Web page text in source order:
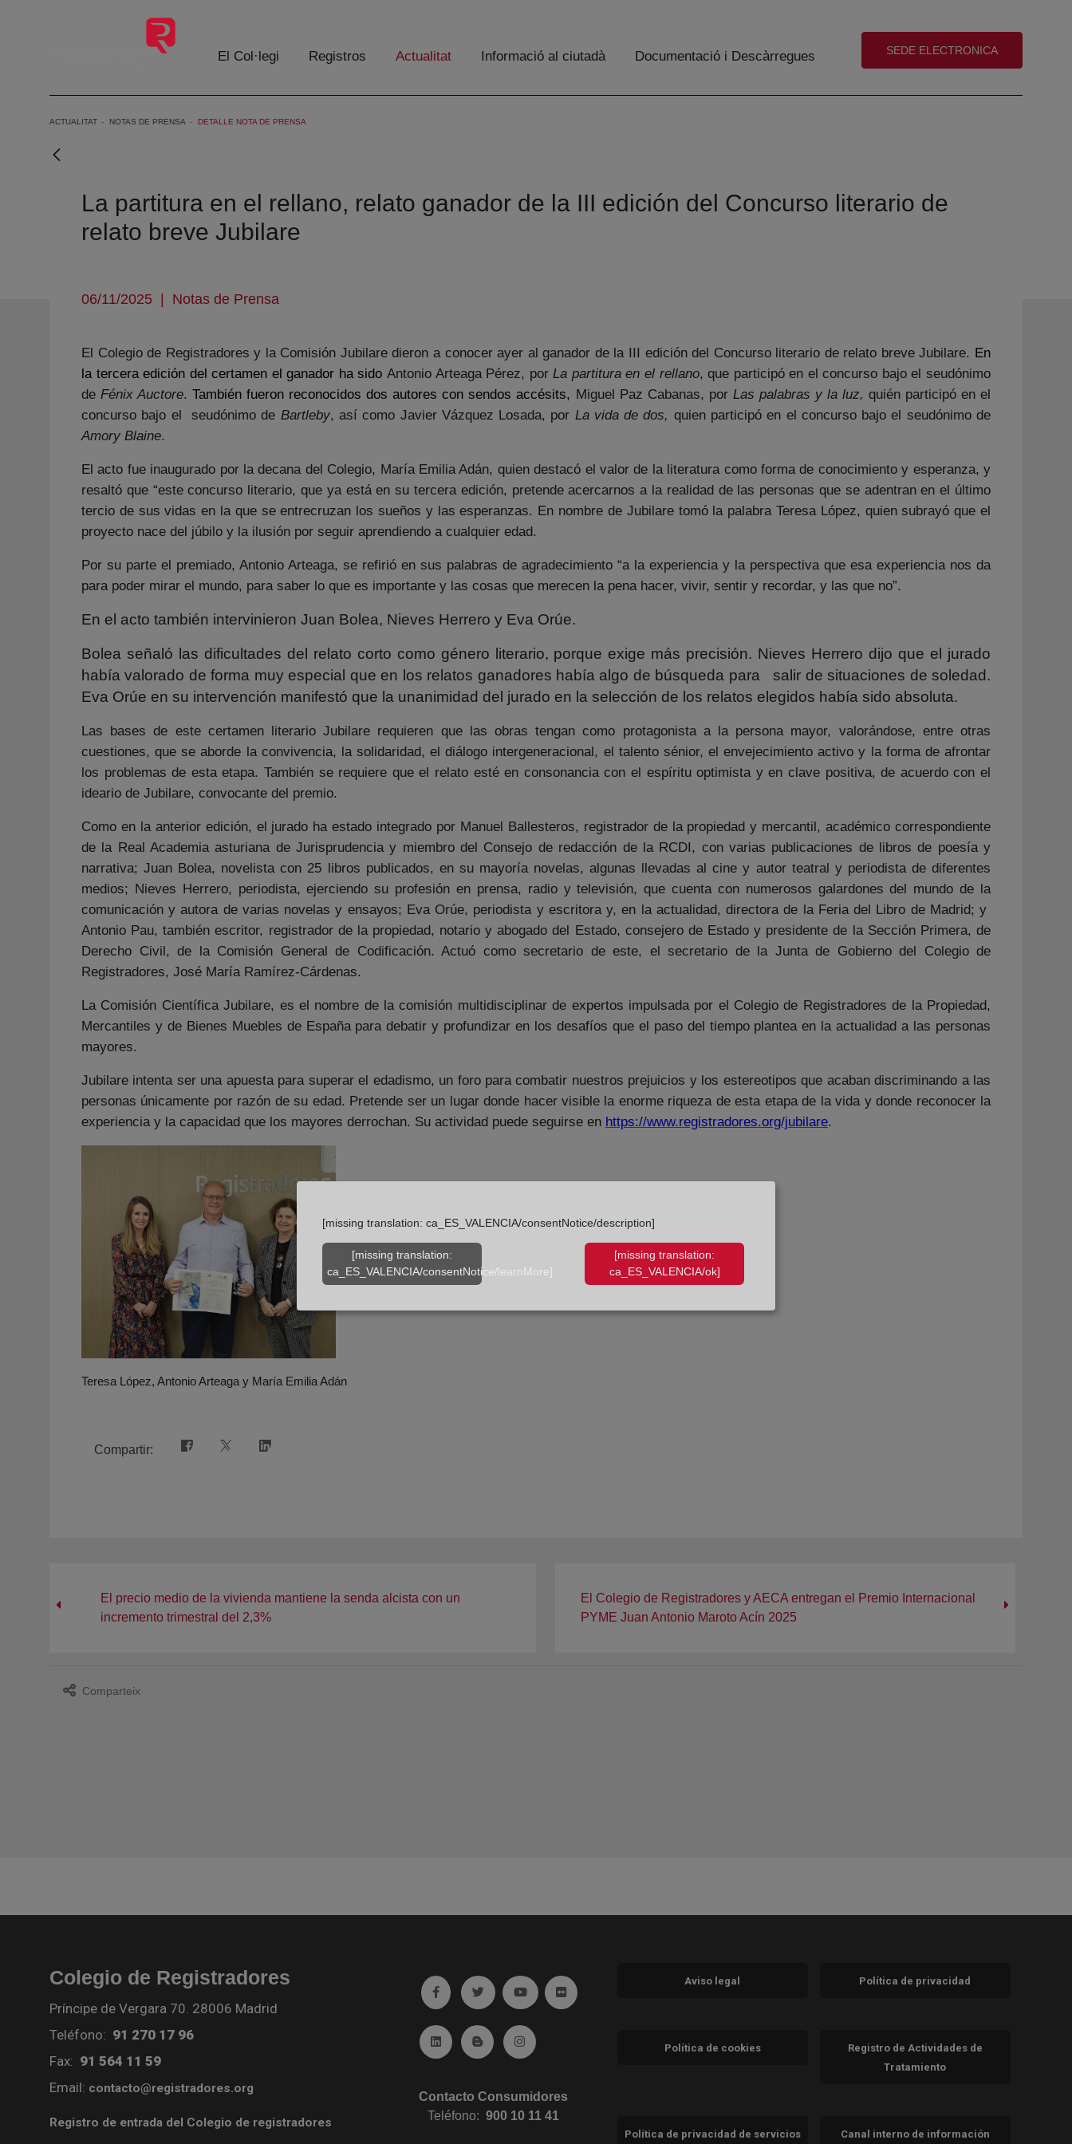
Salta al contingut principal
El Col·legi Registros Actualitat Informació al ciutadà Documentació i Descàrregues (abre en nueva ventana)
SEDE ELECTRONICA
ACTUALITAT NOTAS DE PRENSA DETALLE NOTA DE PRENSA
La partitura en el rellano, relato ganador de la III edición del Concurso literario de
relato breve Jubilare
06/11/2025 | Notas de Prensa
El Colegio de Registradores y la Comisión Jubilare dieron a conocer ayer al ganador de la III edición del Concurso literario de relato breve Jubilare. En
la tercera edición del certamen el ganador ha sidoAntonio Arteaga Pérez, por La partitura en el rellano, que participó en el concurso bajo el seudónimo
de Fénix Auctore.También fueron reconocidos dos autores con sendos accésits, Miguel Paz Cabanas, por Las palabras y la luz, quién participó en el
concurso bajo el seudónimo de Bartleby, así como Javier Vázquez Losada, por La vida de dos, quien participó en el concurso bajo el seudónimo de
Amory Blaine.
El acto fue inaugurado por la decana del Colegio, María Emilia Adán, quien destacó el valor de la literatura como forma de conocimiento y esperanza, y
resaltó que “este concurso literario, que ya está en su tercera edición, pretende acercarnos a la realidad de las personas que se adentran en el último
tercio de sus vidas en la que se entrecruzan los sueños y las esperanzas. En nombre de Jubilare tomó la palabra Teresa López, quien subrayó que el
proyecto nace del júbilo y la ilusión por seguir aprendiendo a cualquier edad.
Por su parte el premiado, Antonio Arteaga, se refirió en sus palabras de agradecimiento “a la experiencia y la perspectiva que esa experiencia nos da
para poder mirar el mundo, para saber lo que es importante y las cosas que merecen la pena hacer, vivir, sentir y recordar, y las que no”.
En el acto también intervinieron Juan Bolea, Nieves Herrero y Eva Orúe.
Bolea señaló las dificultades del relato corto como género literario, porque exige más precisión. Nieves Herrero dijo que el jurado
había valorado de forma muy especial que en los relatos ganadores había algo de búsqueda para salir de situaciones de soledad.
Eva Orúe en su intervención manifestó que la unanimidad del jurado en la selección de los relatos elegidos había sido absoluta.
Las bases de este certamen literario Jubilare requieren que las obras tengan como protagonista a la persona mayor, valorándose, entre otras
cuestiones, que se aborde la convivencia, la solidaridad, el diálogo intergeneracional, el talento sénior, el envejecimiento activo y la forma de afrontar
los problemas de esta etapa. También se requiere que el relato esté en consonancia con el espíritu optimista y en clave positiva, de acuerdo con el
ideario de Jubilare, convocante del premio.
Como en la anterior edición, el jurado ha estado integrado por Manuel Ballesteros, registrador de la propiedad y mercantil, académico correspondiente
de la Real Academia asturiana de Jurisprudencia y miembro del Consejo de redacción de la RCDI, con varias publicaciones de libros de poesía y
narrativa; Juan Bolea, novelista con 25 libros publicados, en su mayoría novelas, algunas llevadas al cine y autor teatral y periodista de diferentes
medios; Nieves Herrero, periodista, ejerciendo su profesión en prensa, radio y televisión, que cuenta con numerosos galardones del mundo de la
comunicación y autora de varias novelas y ensayos; Eva Orúe, periodista y escritora y, en la actualidad, directora de la Feria del Libro de Madrid; y
Antonio Pau, también escritor, registrador de la propiedad, notario y abogado del Estado, consejero de Estado y presidente de la Sección Primera, de
Derecho Civil, de la Comisión General de Codificación. Actuó como secretario de este, el secretario de la Junta de Gobierno del Colegio de
Registradores, José María Ramírez-Cárdenas.
La Comisión Científica Jubilare, es el nombre de la comisión multidisciplinar de expertos impulsada por el Colegio de Registradores de la Propiedad,
Mercantiles y de Bienes Muebles de España para debatir y profundizar en los desafíos que el paso del tiempo plantea en la actualidad a las personas
mayores.
Jubilare intenta ser una apuesta para superar el edadismo, un foro para combatir nuestros prejuicios y los estereotipos que acaban discriminando a las
personas únicamente por razón de su edad. Pretende ser un lugar donde hacer visible la enorme riqueza de esta etapa de la vida y donde reconocer la
experiencia y la capacidad que los mayores derrochan. Su actividad puede seguirse en https://www.registradores.org/jubilare.
Teresa López, Antonio Arteaga y María Emilia Adán
Compartir:
El precio medio de la vivienda mantiene la senda alcista con un
incremento trimestral del 2,3%
El Colegio de Registradores y AECA entregan el Premio Internacional
PYME Juan Antonio Maroto Acín 2025
Comparteix
Colegio de Registradores
Príncipe de Vergara 70. 28006 Madrid
Teléfono: 91 270 17 96
Fax: 91 564 11 59
Email: contacto@registradores.org
Registro de entrada del Colegio de registradores
Ir a facebook (abre en ventana nueva)
Ir a twitter (abre en ventana nueva)
Ir a YouTube (abre en ventana nueva)
Ir a Flickr (abre en ventana nueva)
Ir a Linkedin (abre en ventana nueva)
Ir al Blog (abre en ventana nueva)
Ir a Instagram (abre en ventana nueva)
Contacto Consumidores
Teléfono:900 10 11 41
Aviso legal Política de privacidad
Política de cookies
Registro de Actividades de
Tratamiento
Política de privacidad de servicios Canal interno de información
[missing translation: ca_ES_VALENCIA/consentNotice/description]
[missing translation:
ca_ES_VALENCIA/consentNotice/learnMore]
[missing translation:
ca_ES_VALENCIA/ok]